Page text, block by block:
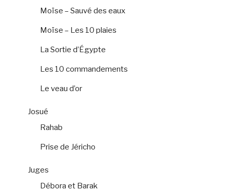
Moïse – Sauvé des eaux
Moïse – Les 10 plaies
La Sortie d’Égypte
Les 10 commandements
Le veau d’or
Josué
Rahab
Prise de Jéricho
Juges
Débora et Barak